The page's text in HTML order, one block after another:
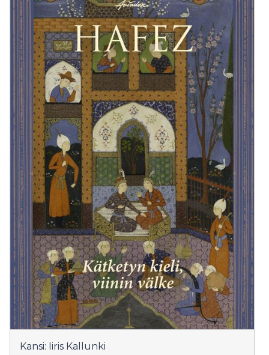
Kansi: Iiris Kallunki